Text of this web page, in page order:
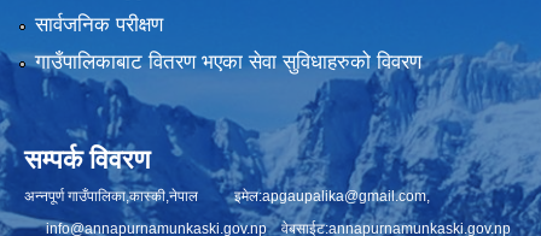
सार्वजनिक परीक्षण
गाउँपालिकाबाट वितरण भएका सेवा सुविधाहरुको विवरण
सम्पर्क विवरण
अन्नपूर्ण गाउँपालिका,कास्की,नेपाल इमेल:apgaupalika@gmail.com,
info@annapurnamunkaski.gov.npवेबसाईट:annapurnamunkaski.gov.np